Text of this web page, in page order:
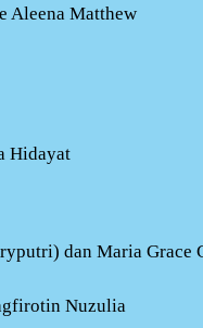
Aleena Matthew
Hidayat
dan Maria Grace
Nuzulia